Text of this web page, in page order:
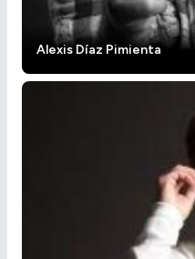
Alexis Díaz Pimienta